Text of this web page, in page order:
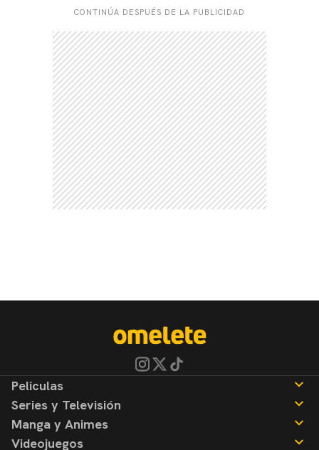
CONTINÚA DESPUÉS DE LA PUBLICIDAD
Peliculas
Noticias
Reseñas
Series y Televisión
Noticias
Reseñas
Manga y Animes
Videojuegos